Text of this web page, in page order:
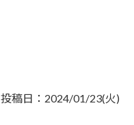
投稿日：2024/01/23(火)